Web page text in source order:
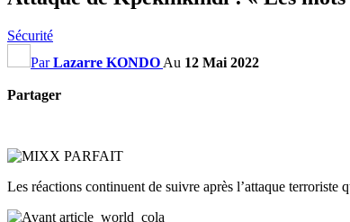
Sécurité
ParLazarre KONDO Au 12 Mai 2022
Partager
Les réactions continuent de suivre après l’attaque